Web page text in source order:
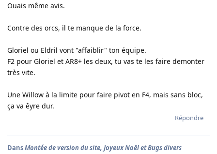
Ouais même avis.
Contre des orcs, il te manque de la force.
Gloriel ou Eldril vont "affaiblir" ton équipe.
F2 pour Gloriel et AR8+ les deux, tu vas te les faire demonter
très vite.
Une Willow à la limite pour faire pivot en F4, mais sans bloc,
ça va êyre dur.
Répondre
DansMontée de version du site, Joyeux Noël et Bugs divers